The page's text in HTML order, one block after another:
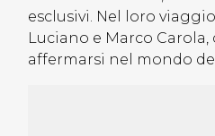
esclusivi. Nel loro
Luciano e Marco
affermarsi nel mondo